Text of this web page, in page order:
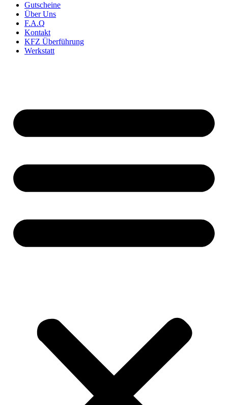
Gutscheine
Über Uns
F.A.Q
Kontakt
KFZ Überführung
Werkstatt